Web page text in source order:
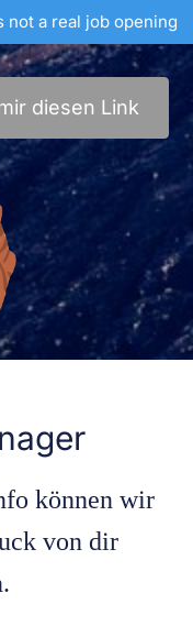
not a real job opening
diesen Link
können wir
von dir